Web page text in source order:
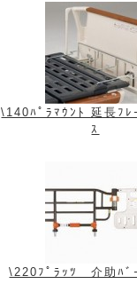
\140ﾊﾟﾗﾏｳﾝﾄ 延長ﾌﾚ
ｽ
\220ﾌﾟﾗｯﾂ 介助ﾊﾞ